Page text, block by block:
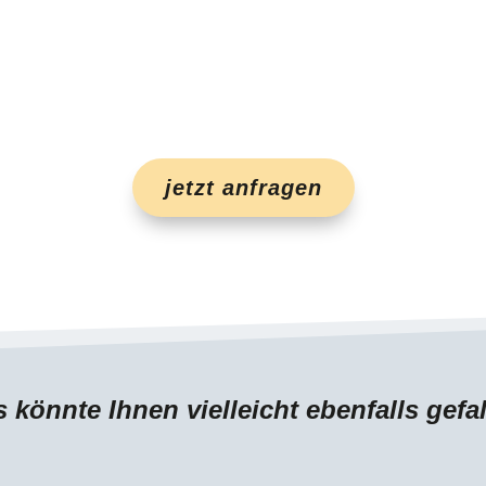
jetzt anfragen
könnte Ihnen vielleicht ebenfalls